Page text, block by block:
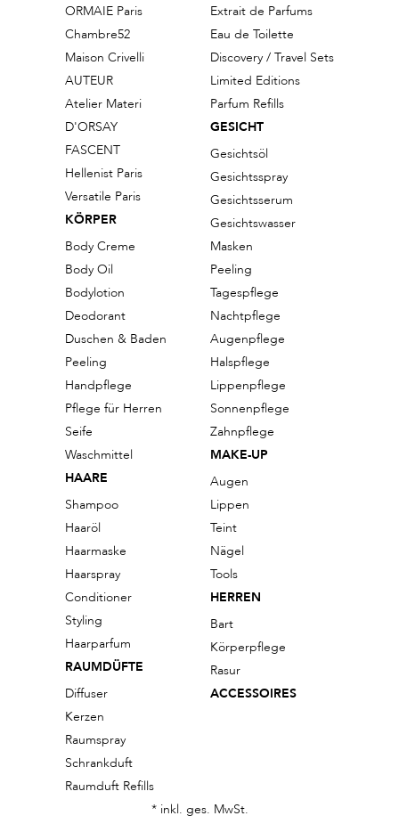
ORMAIE Paris
Chambre52
Maison Crivelli
AUTEUR
Atelier Materi
D'ORSAY
FASCENT
Hellenist Paris
Versatile Paris
KÖRPER
Body Creme
Body Oil
Bodylotion
Deodorant
Duschen & Baden
Peeling
Handpflege
Pflege für Herren
Seife
Waschmittel
HAARE
Shampoo
Haaröl
Haarmaske
Haarspray
Conditioner
Styling
Haarparfum
RAUMDÜFTE
Diffuser
Kerzen
Raumspray
Schrankduft
Raumduft Refills
Extrait de Parfums
Eau de Toilette
Discovery / Travel Sets
Limited Editions
Parfum Refills
GESICHT
Gesichtsöl
Gesichtsspray
Gesichtsserum
Gesichtswasser
Masken
Peeling
Tagespflege
Nachtpflege
Augenpflege
Halspflege
Lippenpflege
Sonnenpflege
Zahnpflege
MAKE-UP
Augen
Lippen
Teint
Nägel
Tools
HERREN
Bart
Körperpflege
Rasur
ACCESSOIRES
* inkl. ges. MwSt.